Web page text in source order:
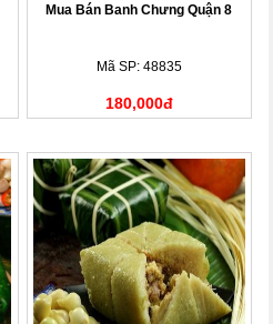
Mua Bán Banh Chưng Quận 8
Mã SP: 48835
180,000đ